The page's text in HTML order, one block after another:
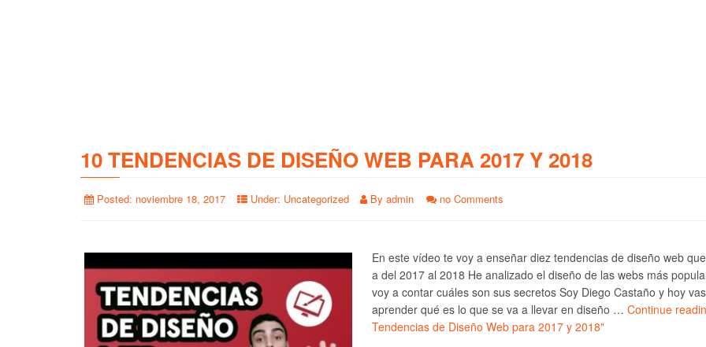
10 TENDENCIAS DE DISEÑO WEB PARA 2017 Y 2018
Posted: noviembre 18, 2017 Under: Uncategorized By admin no Comments
En este vídeo te voy a enseñar diez tendencias de diseño web
a del 2017 al 2018 He analizado el diseño de las webs más
voy a contar cuáles son sus secretos Soy Diego Castaño y hoy
aprender qué es lo que se va a llevar en diseño … Continue
Tendencias de Diseño Web para 2017 y 2018"